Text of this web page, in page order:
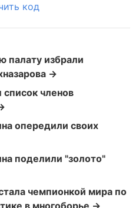
код
палату избрали
→
список членов
опередили своих
поделили "золото"
чемпионкой мира по
в многоборье →